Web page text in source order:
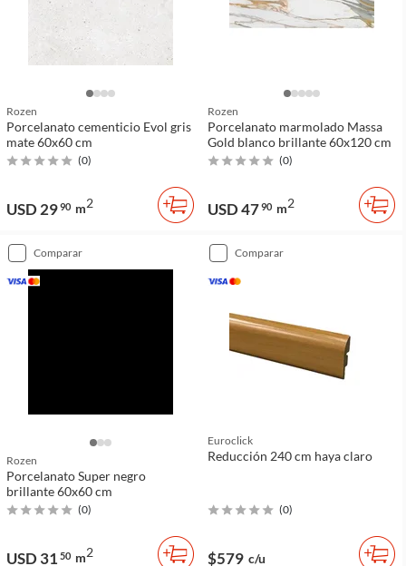
Rozen
Porcelanato cementicio Evol gris
mate 60x60 cm
(0)
USD 2990 m2
Rozen
Porcelanato marmolado Massa
Gold blanco brillante 60x120 cm
(0)
USD 4790 m2
comparar
Rozen
Porcelanato Super negro
brillante 60x60 cm
(0)
USD 31 50 m2
comparar
Euroclick
Reducción 240 cm haya claro
(0)
$579 c/u